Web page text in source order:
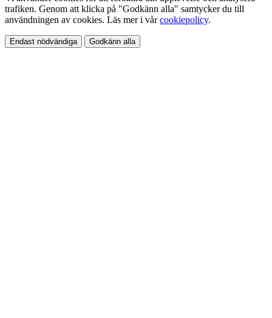
trafiken. Genom att klicka på "Godkänn alla" samtycker du till
användningen av cookies. Läs mer i vårcookiepolicy.
Endast nödvändiga Godkänn alla